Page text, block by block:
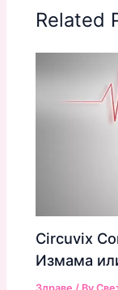
Related
Circuvix
Измама